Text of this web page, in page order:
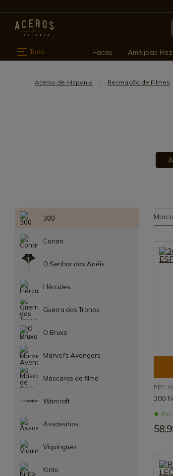
Todo Facas Amêijoas
Aceros de Hispania Recreação de Filmes
300
Conan
O Senhor dos Anéis
Hércules
Guerra dos Tronos
O Bruxo
Marvel's Avengers
Máscaras de filme
Warcraft
Assassinos
Viquingues
Kirito
Marca
REF:
300
Em